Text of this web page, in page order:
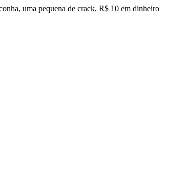
uma pequena de crack, R$ 10 em dinheiro